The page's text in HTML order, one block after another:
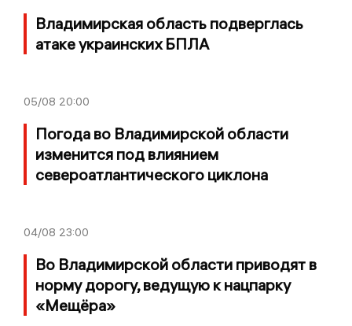
Владимирская область подверглась
атаке украинских БПЛА
05/08 20:00
Погода во Владимирской области
изменится под влиянием
североатлантического циклона
04/08 23:00
Во Владимирской области приводят в
норму дорогу, ведущую к нацпарку
«Мещёра»